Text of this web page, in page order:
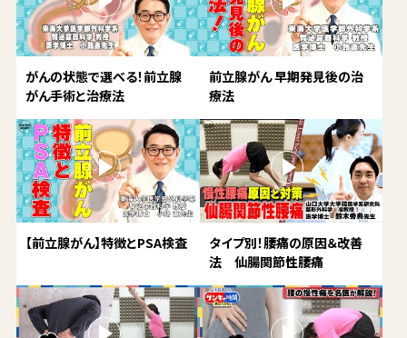
がんの状態で選べる！前立腺
がん手術と治療法
前立腺がん 早期発見後の治
療法
【前立腺がん】特徴とPSA検査
タイプ別！腰痛の原因＆改善
法 仙腸関節性腰痛